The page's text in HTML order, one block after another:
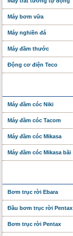
Máy bơm vữa
Máy nghiền đá
Máy đầm thước
Động cơ điện Teco
Máy đầm cóc Niki
Máy đầm cóc Tacom
Máy đầm cóc Mikasa
Máy đầm cóc Mikasa bãi
Bơm trục rời Ebara
Đầu bơm trục rời Pentax
Bơm trục rời Pentax